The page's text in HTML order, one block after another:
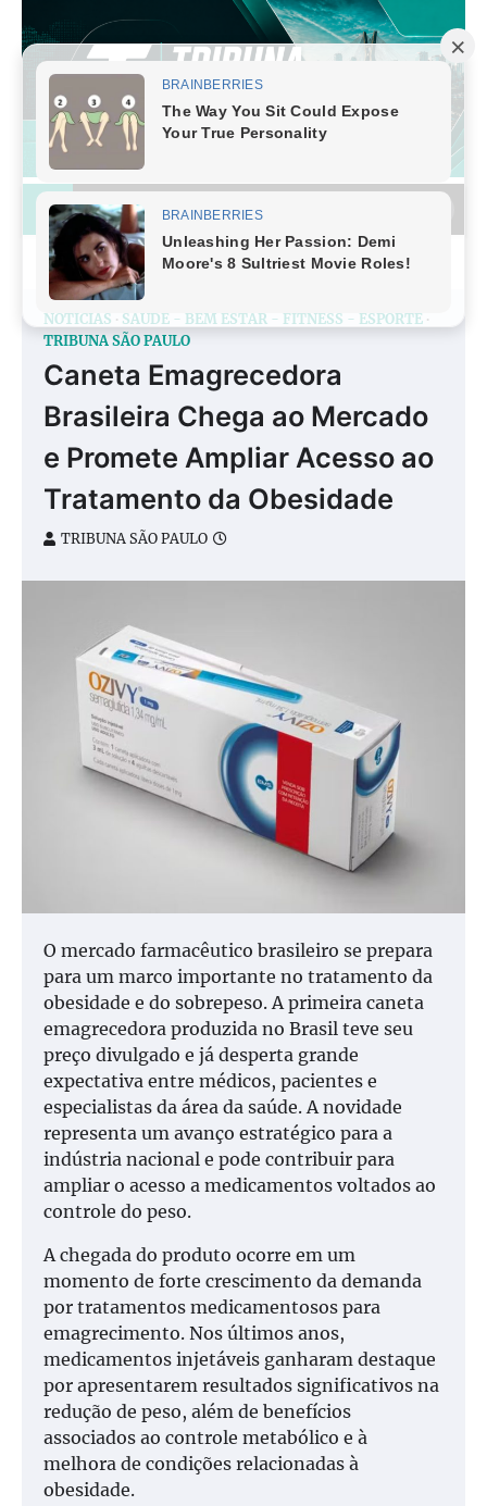
content
NOTÍCIAS
SAÚDE - BEM ESTAR - FITNESS - ESPORTE
TRIBUNA SÃO PAULO
Caneta Emagrecedora
Brasileira Chega ao Mercado
e Promete Ampliar Acesso ao
Tratamento da Obesidade
TRIBUNA SÃO PAULO
O mercado farmacêutico brasileiro se prepara
para um marco importante no tratamento da
obesidade e do sobrepeso. A primeira caneta
emagrecedora produzida no Brasil teve seu
preço divulgado e já desperta grande
expectativa entre médicos, pacientes e
especialistas da área da saúde. A novidade
representa um avanço estratégico para a
indústria nacional e pode contribuir para
ampliar o acesso a medicamentos voltados ao
controle do peso.
A chegada do produto ocorre em um
momento de forte crescimento da demanda
por tratamentos medicamentosos para
emagrecimento. Nos últimos anos,
medicamentos injetáveis ganharam destaque
por apresentarem resultados significativos na
redução de peso, além de benefícios
associados ao controle metabólico e à
melhora de condições relacionadas à
obesidade.